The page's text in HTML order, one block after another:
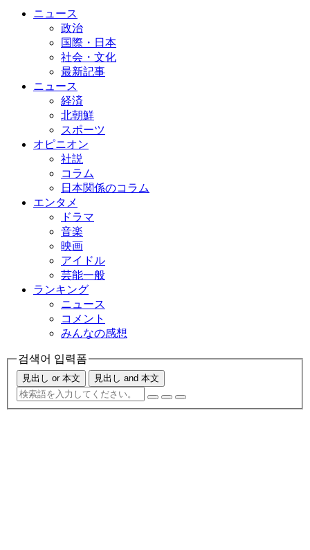
ニュース
政治
国際・日本
社会・文化
最新記事
ニュース
経済
北朝鮮
スポーツ
オピニオン
社説
コラム
日本関係のコラム
エンタメ
ドラマ
音楽
映画
アイドル
芸能一般
ランキング
ニュース
コメント
みんなの感想
검색어 입력폼
見出し or 本文 見出し and 本文